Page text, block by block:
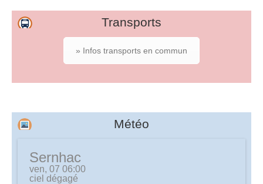
Transports
» Infos transports en commun
Météo
Sernhac
ven, 07 06:00
ciel dégagé